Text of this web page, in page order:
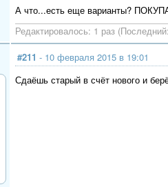
А что...есть еще варианты?
Редактировалось: 1 раз
#211 - 10 февраля 2015 в 19:01
Сдаёшь старый в счёт нового и